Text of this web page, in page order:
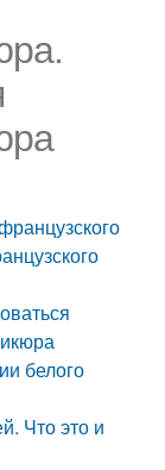
белого
Что это и